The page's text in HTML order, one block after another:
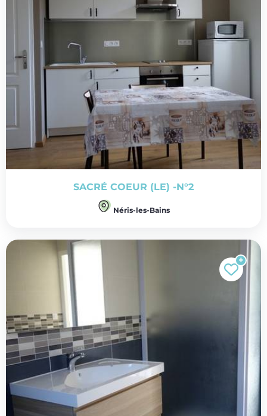
SACRÉ COEUR (LE) -N°2
Néris-les-Bains